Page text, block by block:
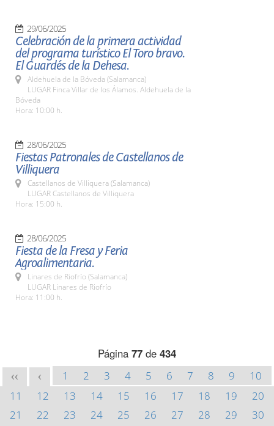
29/06/2025
Celebración de la primera actividad
del programa turístico El Toro bravo.
El Guardés de la Dehesa.
Aldehuela de la Bóveda (Salamanca)
LUGAR Finca Villar de los Álamos. Aldehuela de la
Bóveda
Hora: 10:00 h.
28/06/2025
Fiestas Patronales de Castellanos de
Villiquera
Castellanos de Villiquera (Salamanca)
LUGAR Castellanos de Villiquera
Hora: 15:00 h.
28/06/2025
Fiesta de la Fresa y Feria
Agroalimentaria.
Linares de Riofrío (Salamanca)
LUGAR Linares de Riofrío
Hora: 11:00 h.
Página 77 de 434
<< < 1 2 3 4 5 6 7 8 9
10
11
12 13 14 15 16 17 18 19
20
21
22 23 24 25 26 27 28 29
30